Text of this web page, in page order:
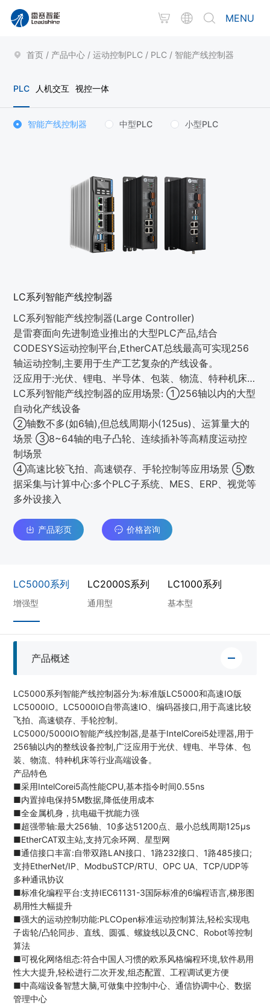
MENU
首页 / 产品中心 / 运动控制PLC / PLC / 智能产线控制器
PLC 人机交互 视控一体
智能产线控制器 中型PLC 小型PLC
LC系列智能产线控制器
LC系列智能产线控制器(Large Controller)
是雷赛面向先进制造业推出的大型PLC产品,结合
CODESYS运动控制平台,EtherCAT总线最高可实现256
轴运动控制,主要用于生产工艺复杂的产线设备。
泛应用于:光伏、锂电、半导体、包装、物流、特种机床…
LC系列智能产线控制器的应用场景: ①256轴以内的大型
自动化产线设备
②轴数不多(如6轴),但总线周期小(125us)、运算量大的
场景 ③8~64轴的电子凸轮、连续插补等高精度运动控
制场景
④高速比较飞拍、高速锁存、手轮控制等应用场景 ⑤数
据采集与计算中心:多个PLC子系统、MES、ERP、视觉等
多外设接入
产品彩页 价格咨询
LC5000系列
增强型
LC2000S系列
通用型
LC1000系列
基本型
产品概述
LC5000系列智能产线控制器分为:标准版LC5000和高速IO版
LC5000IO。LC5000IO自带高速IO、编码器接口,用于高速比较
飞拍、高速锁存、手轮控制。
LC5000/5000IO智能产线控制器,是基于IntelCorei5处理器,用于
256轴以内的整线设备控制,广泛应用于光伏、锂电、半导体、包
装、物流、特种机床等行业高端设备。
产品特色
■采用IntelCorei5高性能CPU,基本指令时间0.55ns
■内置掉电保持5M数据,降低使用成本
■全金属机身，抗电磁干扰能力强
■超强带轴:最大256轴、10多达51200点、最小总线周期125μs
■EtherCAT双主站,支持冗余环网、星型网
■通信接口丰富:自带双路LAN接口、1路232接口、1路485接口;
支持EtherNet/IP、ModbuSTCP/RTU、OPC UA、TCP/UDP等
多种通讯协议
■标准化编程平台:支持IEC61131-3国际标准的6编程语言,梯形图
易用性大幅提升
■强大的运动控制功能:PLCOpen标准运动控制算法,轻松实现电
子齿轮/凸轮同步、直线、圆弧、螺旋线以及CNC、Robot等控制
算法
■可视化网络组态:符合中国人习惯的欧系风格编程环境,软件易用
性大大提升,轻松进行二次开发,组态配置、工程调试更方便
■中高端设备智慧大脑,可做集中控制中心、通信协调中心、数据
管理中心